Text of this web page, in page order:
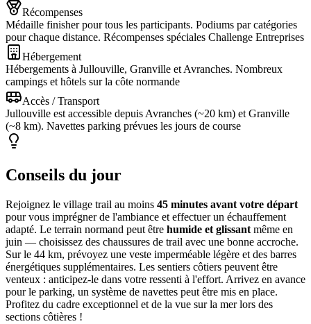
Récompenses
Médaille finisher pour tous les participants. Podiums par catégories
pour chaque distance. Récompenses spéciales Challenge Entreprises
Hébergement
Hébergements à Jullouville, Granville et Avranches. Nombreux
campings et hôtels sur la côte normande
Accès / Transport
Jullouville est accessible depuis Avranches (~20 km) et Granville
(~8 km). Navettes parking prévues les jours de course
Conseils du jour
Rejoignez le village trail au moins 45 minutes avant votre départ
pour vous imprégner de l'ambiance et effectuer un échauffement
adapté. Le terrain normand peut être humide et glissant même en
juin — choisissez des chaussures de trail avec une bonne accroche.
Sur le 44 km, prévoyez une veste imperméable légère et des barres
énergétiques supplémentaires. Les sentiers côtiers peuvent être
venteux : anticipez-le dans votre ressenti à l'effort. Arrivez en avance
pour le parking, un système de navettes peut être mis en place.
Profitez du cadre exceptionnel et de la vue sur la mer lors des
sections côtières !